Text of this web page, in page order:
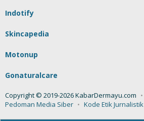
Indotify
Skincapedia
Motonup
Gonaturalcare
Copyright © 2019-2026 KabarDermayu.com
Pedoman Media Siber
Kode Etik Jurnalistik